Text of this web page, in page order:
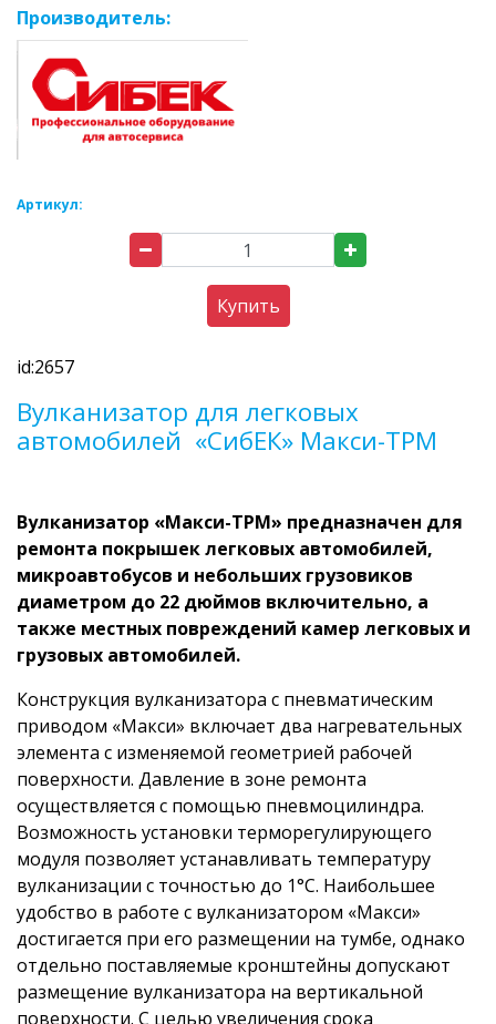
Производитель:
Артикул:
Купить
id:2657
Вулканизатор для легковых
автомобилей «СибЕК» Макси-ТРМ
Вулканизатор «Макси-ТРМ» предназначен для
ремонта покрышек легковых автомобилей,
микроавтобусов и небольших грузовиков
диаметром до 22 дюймов включительно, а
также местных повреждений камер легковых и
грузовых автомобилей.
Конструкция вулканизатора с пневматическим
приводом «Макси» включает два нагревательных
элемента с изменяемой геометрией рабочей
поверхности. Давление в зоне ремонта
осуществляется с помощью пневмоцилиндра.
Возможность установки терморегулирующего
модуля позволяет устанавливать температуру
вулканизации с точностью до 1°С. Наибольшее
удобство в работе с вулканизатором «Макси»
достигается при его размещении на тумбе, однако
отдельно поставляемые кронштейны допускают
размещение вулканизатора на вертикальной
поверхности. С целью увеличения срока